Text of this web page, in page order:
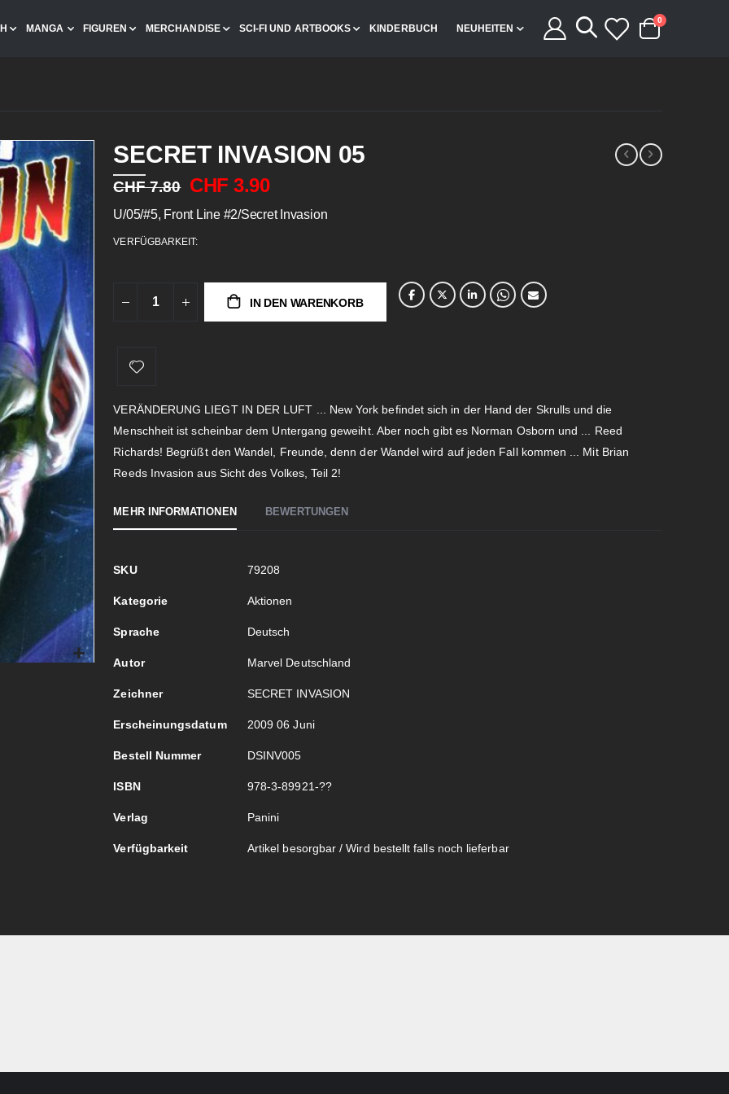
MANGA FIGUREN MERCHANDISE SCI-FI UND ARTBOOKS KINDERBUCH NEUHEITEN
Cart
0 Artikel
SECRET INVASION 05
CHF 7.80 CHF 3.90
U/05/#5, Front Line #2/Secret Invasion
VERFÜGBARKEIT:
IN DEN WARENKORB
VERÄNDERUNG LIEGT IN DER LUFT ... New York befindet sich in der Hand der Skrulls und die
Menschheit ist scheinbar dem Untergang geweiht. Aber noch gibt es Norman Osborn und ... Reed
Richards! Begrüßt den Wandel, Freunde, denn der Wandel wird auf jeden Fall kommen ... Mit Brian
Reeds Invasion aus Sicht des Volkes, Teil 2!
MEHR INFORMATIONEN
Mehr
SKU 79208
Kategorie Aktionen
Sprache Deutsch
Autor Marvel Deutschland
Zeichner SECRET INVASION
Erscheinungsdatum 2009 06 Juni
Bestell Nummer DSINV005
ISBN 978-3-89921-??
Verlag Panini
Verfügbarkeit Artikel besorgbar / Wird bestellt falls noch lieferbar
BEWERTUNGEN